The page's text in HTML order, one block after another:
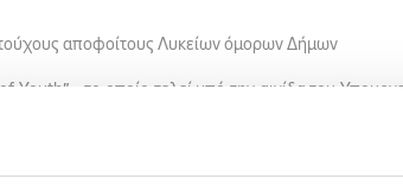
αποφοίτους Λυκείων όμορων Δήμων
- το οποίο τελεί υπό την αιγίδα του
Ο Όμιλος βρίσκεται πάντα δίπλα στις
από 25 Λύκεια, Γενικά και ΕΠΑΛ.
οι οποίοι διακρίθηκαν για τις άριστες
Μενεμένης, Δέλτα και Κορδελιού-